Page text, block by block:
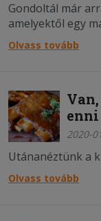
Gondoltál már
amelyektől egy
csak szimplán
Olvass tovább
enni
2020-
Utánanéztünk a
Olvass tovább